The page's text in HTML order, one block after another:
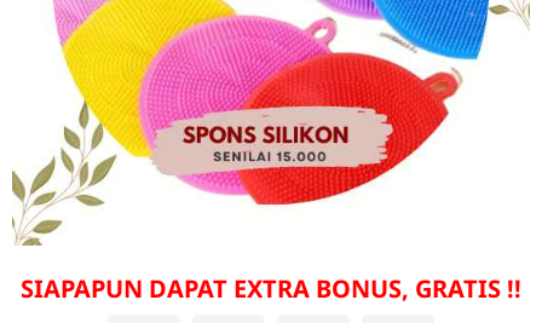
SIAPAPUN DAPAT EXTRA BONUS, GRATIS !!